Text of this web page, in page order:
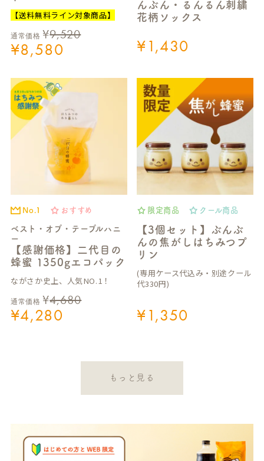
【送料無料ライン対象商品】
通常価格 ¥9,520
¥8,580
んぶん・るんるん刺繍
花柄ソックス
¥1,430
No.1 おすすめ
ベスト・オブ・テーブルハニ
ー
【感謝価格】二代目の
蜂蜜 1350gエコパック
ながさか史上、人気NO.1！
通常価格 ¥4,680
¥4,280
限定商品 クール商品
【3個セット】ぶんぶ
んの焦がしはちみつプ
リン
(専用ケース代込み・別途クール
代330円)
¥1,350
もっと見る